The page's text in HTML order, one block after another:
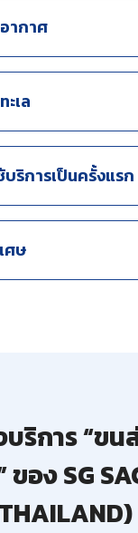
ากาศ
เล
ริการเป็นครั้งแรก
ศษ
ริการ “ขน
ของ SG